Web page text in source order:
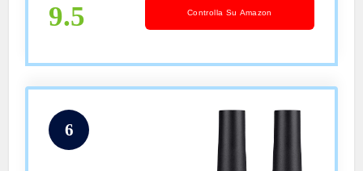
9.5 Controlla Su Amazon
6